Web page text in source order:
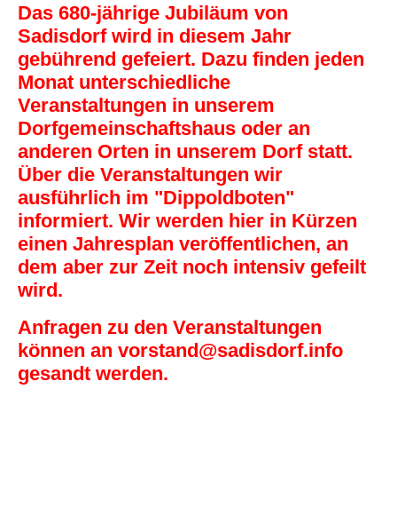
Das 680-jährige Jubiläum von
Sadisdorf wird in diesem Jahr
gebührend gefeiert. Dazu finden jeden
Monat unterschiedliche
Veranstaltungen in unserem
Dorfgemeinschaftshaus oder an
anderen Orten in unserem Dorf statt.
Über die Veranstaltungen wir
ausführlich im "Dippoldboten"
informiert. Wir werden hier in Kürzen
einen Jahresplan veröffentlichen, an
dem aber zur Zeit noch intensiv gefeilt
wird.
Anfragen zu den Veranstaltungen
können an vorstand@sadisdorf.info
gesandt werden.